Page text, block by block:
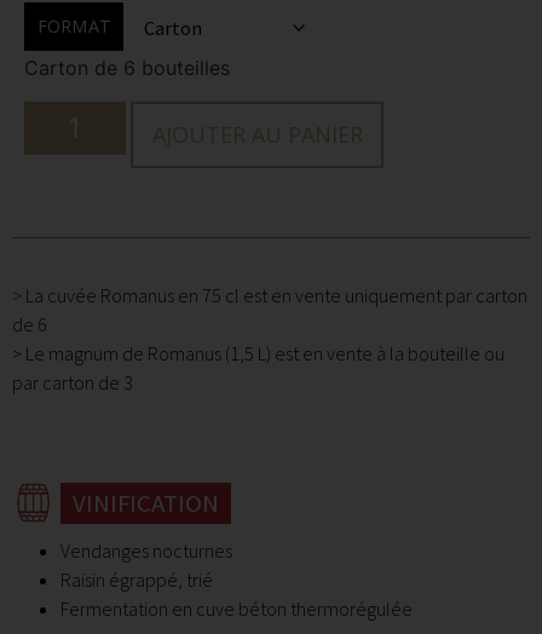
FORMAT
Carton de 6 bouteilles
AJOUTER AU PANIER
> La cuvée Romanus en 75 cl est en vente uniquement par carton
de 6
> Le magnum de Romanus (1,5 L) est en vente à la bouteille ou
par carton de 3
VINIFICATION
Vendanges nocturnes
Raisin égrappé, trié
Fermentation en cuve béton thermorégulée